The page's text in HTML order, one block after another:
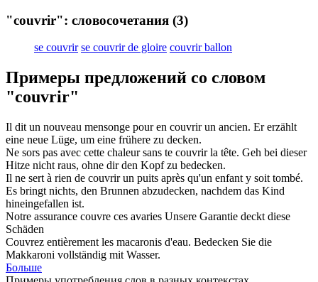
"couvrir": словосочетания (3)
se couvrir se couvrir de gloire couvrir ballon
Примеры предложений со словом
"couvrir"
Il dit un nouveau mensonge pour en couvrirun ancien. Er erzählt
eine neue Lüge, um eine frühere zu decken.
Ne sors pas avec cette chaleur sans te couvrirla tête. Geh bei dieser
Hitze nicht raus, ohne dir den Kopf zu bedecken.
Il ne sert à rien de couvrirun puits après qu'un enfant y soit tombé.
Es bringt nichts, den Brunnen abzudecken, nachdem das Kind
hineingefallen ist.
Notre assurance couvre ces avaries Unsere Garantie deckt diese
Schäden
Couvrez entièrement les macaronis d'eau. Bedecken Sie die
Makkaroni vollständig mit Wasser.
Больше